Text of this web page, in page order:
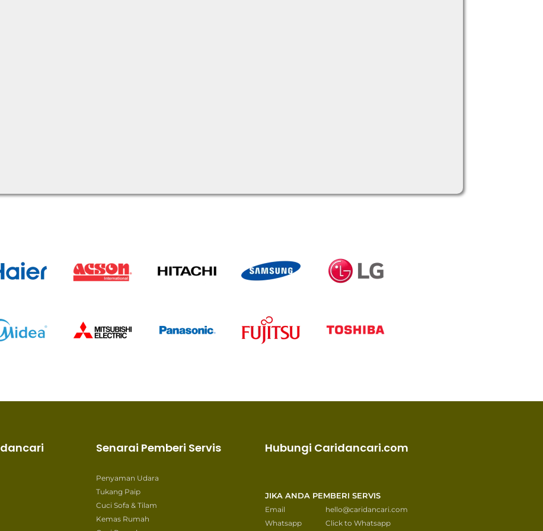
Senarai Pemberi Servis
Penyaman Udara
Tukang Paip
Cuci Sofa & Tilam
Kemas Rumah
Hubungi Caridancari.com
JIKA ANDA PEMBERI SERVIS
Email
hello@caridancari.com
Whatsapp
Click to Whatsapp